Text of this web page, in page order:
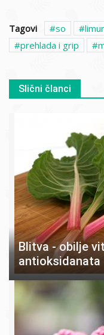
Tagovi so
prehlada i grip
Slični članci
Blitva - obilje
antioksidanata